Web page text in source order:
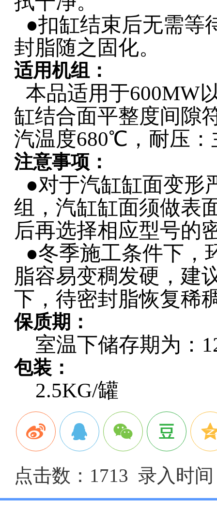
●扣缸结束后无需等
封脂随之固化。
适用机组：
本品适用于600MW
缸结合面平整度间隙
汽温度680℃，耐压：
注意事项：
●对于汽缸缸面变形
组，汽缸缸面须做表
后再选择相应型号的
●冬季施工条件下，
脂容易变稠发硬，建
下，待密封脂恢复稀
保质期：
室温下储存期为：
包装：
2.5KG/罐
点击数：1713 录入时